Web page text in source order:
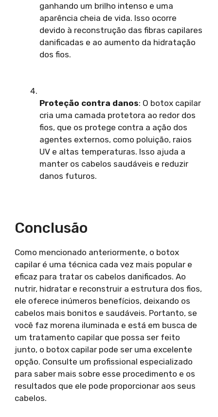
ganhando um brilho intenso e uma
aparência cheia de vida. Isso ocorre
devido à reconstrução das fibras capilares
danificadas e ao aumento da hidratação
dos fios.
Proteção contra danos: O botox capilar
cria uma camada protetora ao redor dos
fios, que os protege contra a ação dos
agentes externos, como poluição, raios
UV e altas temperaturas. Isso ajuda a
manter os cabelos saudáveis e reduzir
danos futuros.
Conclusão
Como mencionado anteriormente, o botox
capilar é uma técnica cada vez mais popular e
eficaz para tratar os cabelos danificados. Ao
nutrir, hidratar e reconstruir a estrutura dos fios,
ele oferece inúmeros benefícios, deixando os
cabelos mais bonitos e saudáveis. Portanto, se
você faz morena iluminada e está em busca de
um tratamento capilar que possa ser feito
junto, o botox capilar pode ser uma excelente
opção. Consulte um profissional especializado
para saber mais sobre esse procedimento e os
resultados que ele pode proporcionar aos seus
cabelos.